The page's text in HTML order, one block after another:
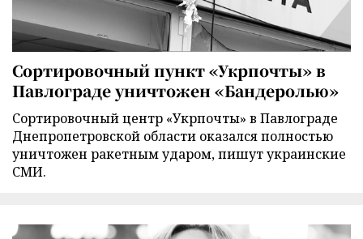
Сортировочный пункт «Укрпочты» в
Павлограде уничтожен «Бандеролью»
Сортировочный центр «Укрпочты» в Павлограде
Днепропетровской области оказался полностью
уничтожен ракетным ударом, пишут украинские
СМИ.